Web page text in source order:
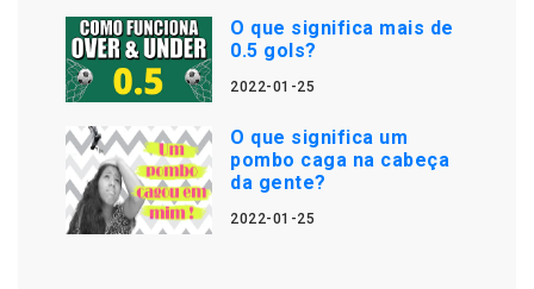
O que significa mais de
0.5 gols?
2022-01-25
O que significa um
pombo caga na cabeça
da gente?
2022-01-25